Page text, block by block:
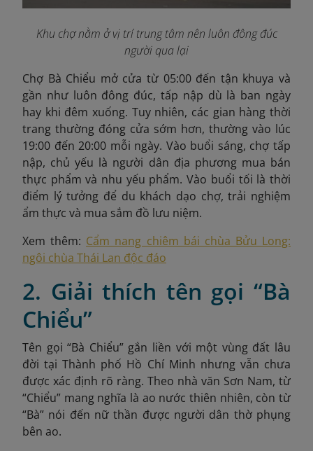
Khu chợ nằm ở vị trí trung tâm nên luôn đông đúc
người qua lại
Chợ Bà Chiểu mở cửa từ 05:00 đến tận khuya và
gần như luôn đông đúc, tấp nập dù là ban ngày
hay khi đêm xuống. Tuy nhiên, các gian hàng thời
trang thường đóng cửa sớm hơn, thường vào lúc
19:00 đến 20:00 mỗi ngày. Vào buổi sáng, chợ tấp
nập, chủ yếu là người dân địa phương mua bán
thực phẩm và nhu yếu phẩm. Vào buổi tối là thời
điểm lý tưởng để du khách dạo chợ, trải nghiệm
ẩm thực và mua sắm đồ lưu niệm.
Xem thêm: Cẩm nang chiêm bái chùa Bửu Long:
ngôi chùa Thái Lan độc đáo
2. Giải thích tên gọi “Bà
Chiểu”
Tên gọi “Bà Chiểu” gắn liền với một vùng đất lâu
đời tại Thành phố Hồ Chí Minh nhưng vẫn chưa
được xác định rõ ràng. Theo nhà văn Sơn Nam, từ
“Chiểu” mang nghĩa là ao nước thiên nhiên, còn từ
“Bà” nói đến nữ thần được người dân thờ phụng
bên ao.